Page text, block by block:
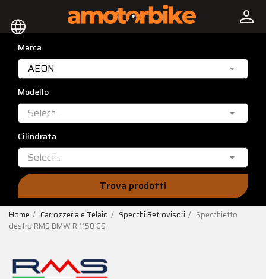
language person
Marca
AEON
Modello
Select...
Cilindrata
Select...
Trova prodotti
Home Carrozzeria e Telaio Specchi Retrovisori
Specchietto
destro RMS BMW R 1150 GS